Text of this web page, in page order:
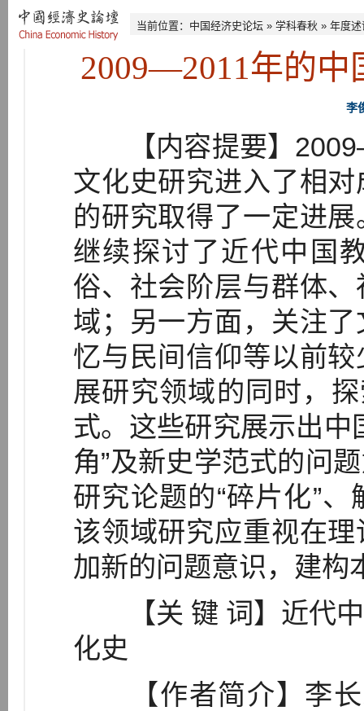
当前位置： 中国经济史论坛 » 学科春秋 » 年度述
2009—2011年的中
李
【内容提要】
文化史研究进入了相
的研究取得了一定进
继续探讨了近代中国
俗、社会阶层与群体
域；另一方面，关注
忆与民间信仰等以前
展研究领域的同时，
式。这些研究展示出中
角”及新史学范式的问
研究论题的“碎片化”
该领域研究应重视在
加新的问题意识，建构
【关 键 词】近代中
化史
【作者简介】李长